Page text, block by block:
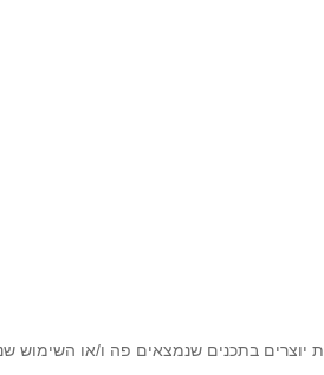
יוצרים בתכנים שנמצאים פה ו/או השימוש